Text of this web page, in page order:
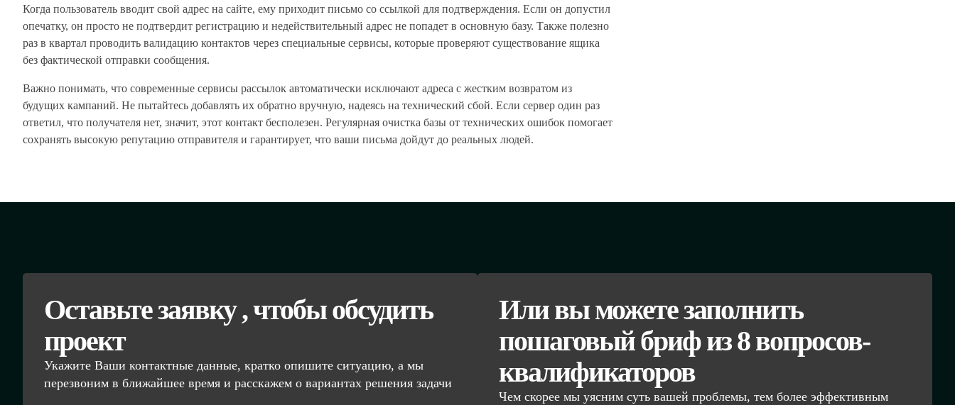
Когда пользователь вводит свой адрес на сайте, ему приходит письмо со ссылкой для подтверждения. Если он допустил
опечатку, он просто не подтвердит регистрацию и недействительный адрес не попадет в основную базу. Также полезно
раз в квартал проводить валидацию контактов через специальные сервисы, которые проверяют существование ящика
без фактической отправки сообщения.
Важно понимать, что современные сервисы рассылок автоматически исключают адреса с жестким возвратом из
будущих кампаний. Не пытайтесь добавлять их обратно вручную, надеясь на технический сбой. Если сервер один раз
ответил, что получателя нет, значит, этот контакт бесполезен. Регулярная очистка базы от технических ошибок помогает
сохранять высокую репутацию отправителя и гарантирует, что ваши письма дойдут до реальных людей.
Оставьте заявку , чтобы обсудить
проект
Укажите Ваши контактные данные, кратко опишите ситуацию, а мы
перезвоним в ближайшее время и расскажем о вариантах решения задачи
Или вы можете заполнить
пошаговый бриф из 8 вопросов-
квалификаторов
Чем скорее мы уясним суть вашей проблемы, тем более эффективным